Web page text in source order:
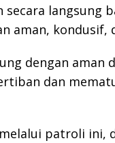
langsung
aman, kondusif,
dengan aman
dan
patroli ini,